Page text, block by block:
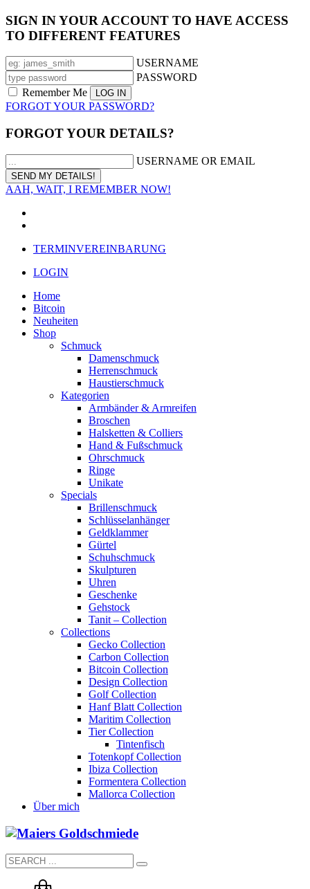
SIGN IN YOUR ACCOUNT TO HAVE ACCESS
TO DIFFERENT FEATURES
USERNAME
PASSWORD
Remember Me
FORGOT YOUR PASSWORD?
FORGOT YOUR DETAILS?
USERNAME OR EMAIL
AAH, WAIT, I REMEMBER NOW!
TERMINVEREINBARUNG
LOGIN
Home
Bitcoin
Neuheiten
Shop
Schmuck
Damenschmuck
Herrenschmuck
Haustierschmuck
Kategorien
Armbänder & Armreifen
Broschen
Halsketten & Colliers
Hand & Fußschmuck
Ohrschmuck
Ringe
Unikate
Specials
Brillenschmuck
Schlüsselanhänger
Geldklammer
Gürtel
Schuhschmuck
Skulpturen
Uhren
Geschenke
Gehstock
Tanit – Collection
Collections
Gecko Collection
Carbon Collection
Bitcoin Collection
Design Collection
Golf Collection
Hanf Blatt Collection
Maritim Collection
Tier Collection
Tintenfisch
Totenkopf Collection
Ibiza Collection
Formentera Collection
Mallorca Collection
Über mich